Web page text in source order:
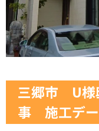
三郷市 U様
事 施工デ